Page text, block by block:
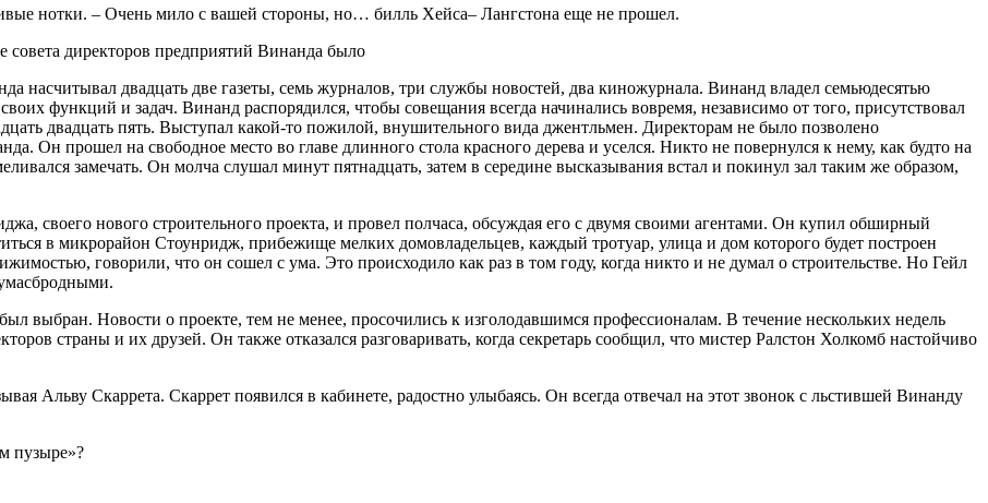
нотки. – Очень мило с вашей стороны, но… билль Хейса– Лангстона еще не прошел.
директоров предприятий Винанда было
насчитывал двадцать две газеты, семь журналов, три службы новостей, два киножурнала. Винанд владел семьюдесятью
функций и задач. Винанд распорядился, чтобы совещания всегда начинались вовремя, независимо от того, присутствовал
двадцать пять. Выступал какой-то пожилой, внушительного вида джентльмен. Директорам не было позволено
Он прошел на свободное место во главе длинного стола красного дерева и уселся. Никто не повернулся к нему, как будто на
замечать. Он молча слушал минут пятнадцать, затем в середине высказывания встал и покинул зал таким же образом,
своего нового строительного проекта, и провел полчаса, обсуждая его с двумя своими агентами. Он купил обширный
в микрорайон Стоунридж, прибежище мелких домовладельцев, каждый тротуар, улица и дом которого будет построен
говорили, что он сошел с ума. Это происходило как раз в том году, когда никто и не думал о строительстве. Но Гейл
выбран. Новости о проекте, тем не менее, просочились к изголодавшимся профессионалам. В течение нескольких недель
страны и их друзей. Он также отказался разговаривать, когда секретарь сообщил, что мистер Ралстон Холкомб настойчиво
Альву Скаррета. Скаррет появился в кабинете, радостно улыбаясь. Он всегда отвечал на этот звонок с льстившей Винанду
пузыре»?